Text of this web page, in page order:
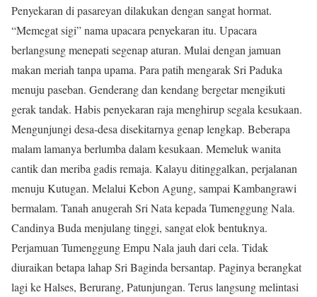
Penyekaran di pasareyan dilakukan dengan sangat hormat.
“Memegat sigi” nama upacara penyekaran itu. Upacara
berlangsung menepati segenap aturan. Mulai dengan jamuan
makan meriah tanpa upama. Para patih mengarak Sri Paduka
menuju paseban. Genderang dan kendang bergetar mengikuti
gerak tandak. Habis penyekaran raja menghirup segala kesukaan.
Mengunjungi desa-desa disekitarnya genap lengkap. Beberapa
malam lamanya berlumba dalam kesukaan. Memeluk wanita
cantik dan meriba gadis remaja. Kalayu ditinggalkan, perjalanan
menuju Kutugan. Melalui Kebon Agung, sampai Kambangrawi
bermalam. Tanah anugerah Sri Nata kepada Tumenggung Nala.
Candinya Buda menjulang tinggi, sangat elok bentuknya.
Perjamuan Tumenggung Empu Nala jauh dari cela. Tidak
diuraikan betapa lahap Sri Baginda bersantap. Paginya berangkat
lagi ke Halses, Berurang, Patunjungan. Terus langsung melintasi